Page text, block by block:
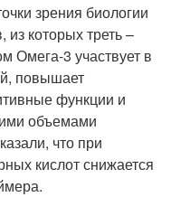
зрения биологии
из которых треть –
Омега-3 участвует в
повышает
функции и
объемами
что при
кислот снижается